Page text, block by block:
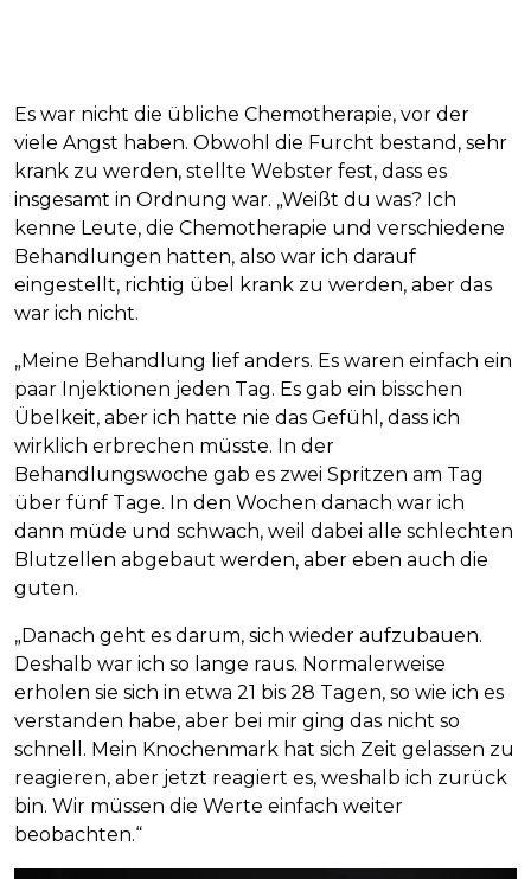
Es war nicht die übliche Chemotherapie, vor der
viele Angst haben. Obwohl die Furcht bestand, sehr
krank zu werden, stellte Webster fest, dass es
insgesamt in Ordnung war. „Weißt du was? Ich
kenne Leute, die Chemotherapie und verschiedene
Behandlungen hatten, also war ich darauf
eingestellt, richtig übel krank zu werden, aber das
war ich nicht.
„Meine Behandlung lief anders. Es waren einfach ein
paar Injektionen jeden Tag. Es gab ein bisschen
Übelkeit, aber ich hatte nie das Gefühl, dass ich
wirklich erbrechen müsste. In der
Behandlungswoche gab es zwei Spritzen am Tag
über fünf Tage. In den Wochen danach war ich
dann müde und schwach, weil dabei alle schlechten
Blutzellen abgebaut werden, aber eben auch die
guten.
„Danach geht es darum, sich wieder aufzubauen.
Deshalb war ich so lange raus. Normalerweise
erholen sie sich in etwa 21 bis 28 Tagen, so wie ich es
verstanden habe, aber bei mir ging das nicht so
schnell. Mein Knochenmark hat sich Zeit gelassen zu
reagieren, aber jetzt reagiert es, weshalb ich zurück
bin. Wir müssen die Werte einfach weiter
beobachten.“